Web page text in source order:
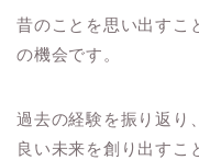
昔のことを思い出すこ
の機会です。
過去の経験を振り返り
良い未来を創り出すこ